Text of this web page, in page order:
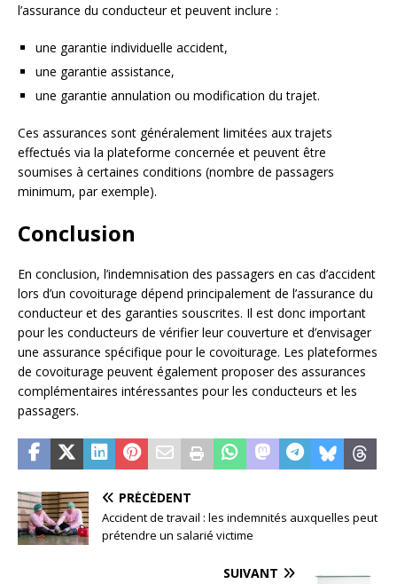
l’assurance du conducteur et peuvent inclure :
une garantie individuelle accident,
une garantie assistance,
une garantie annulation ou modification du trajet.
Ces assurances sont généralement limitées aux trajets
effectués via la plateforme concernée et peuvent être
soumises à certaines conditions (nombre de passagers
minimum, par exemple).
Conclusion
En conclusion, l’indemnisation des passagers en cas d’accident
lors d’un covoiturage dépend principalement de l’assurance du
conducteur et des garanties souscrites. Il est donc important
pour les conducteurs de vérifier leur couverture et d’envisager
une assurance spécifique pour le covoiturage. Les plateformes
de covoiturage peuvent également proposer des assurances
complémentaires intéressantes pour les conducteurs et les
passagers.
PRÉCÉDENT
Accident de travail : les indemnités auxquelles peut
prétendre un salarié victime
SUIVANT